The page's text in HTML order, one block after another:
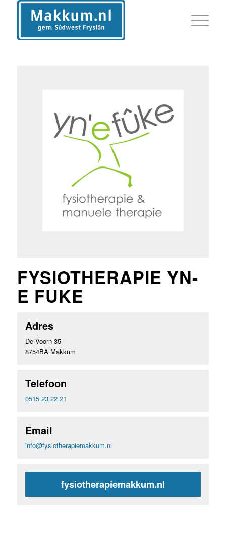
FYSIOTHERAPIE YN-
E FUKE
Adres
De Voorn 35
8754BA Makkum
Telefoon
0515 23 22 21
Email
info@fysiotherapiemakkum.nl
fysiotherapiemakkum.nl